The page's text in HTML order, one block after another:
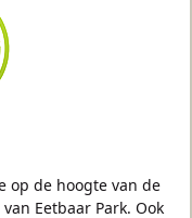
op de hoogte van de
Eetbaar Park. Ook